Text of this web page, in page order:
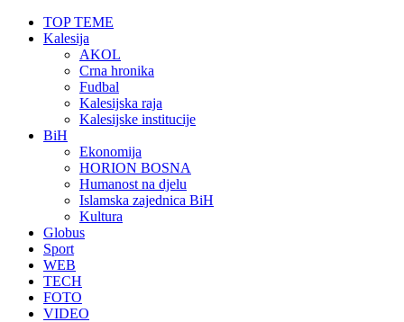
TOP TEME
Kalesija
AKOL
Crna hronika
Fudbal
Kalesijska raja
Kalesijske institucije
BiH
Ekonomija
HORION BOSNA
Humanost na djelu
Islamska zajednica BiH
Kultura
Globus
Sport
WEB
TECH
FOTO
VIDEO